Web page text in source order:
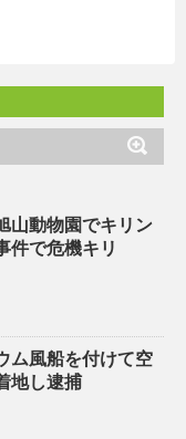
山動物園でキリン
件で危機キリ
ム風船を付けて空
地し逮捕